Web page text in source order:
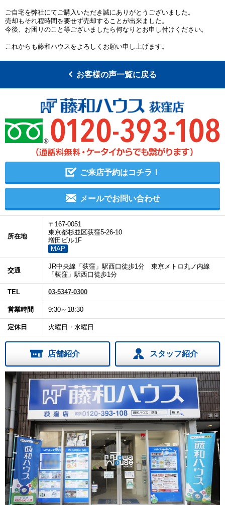
ご自宅を弊社にてご購入いただき誠にありがとうございました。
売却もそれ程時間を要せず売却することが出来ました。
今後、お困りのこと等ございましたら何なりとお申し付けください。
これからも藤和ハウスをよろしくお願い申し上げます。
お客様の声一覧に戻る
ご来店予約はコチラ！
メールでお問い合わせ
所在地
〒167-0051
東京都杉並区荻窪5-26-10
増田ビル1F
MAP
交通
JR中央線「荻窪」駅西口徒歩1分 東京メトロ丸ノ内線
「荻窪」駅西口徒歩1分
TEL 03-5347-0300
営業時間 9:30～18:30
定休日 火曜日・水曜日
店舗紹介 スタッフ紹介